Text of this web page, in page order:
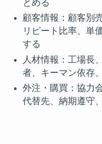
とめる
顧客情報：顧客別
リピート比率、単
する
人材情報：工場長
者、キーマン依存
外注・購買：協力
代替先、納期遵守